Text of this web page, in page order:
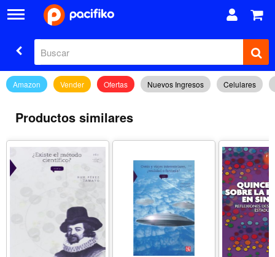
Amazon Vender Ofertas Nuevos Ingresos Celulares
Productos similares